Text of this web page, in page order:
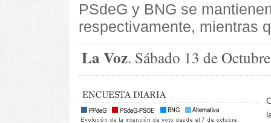
PSdeG y BNG se
respectivamente, mientras
La Voz. Sábado 13 de